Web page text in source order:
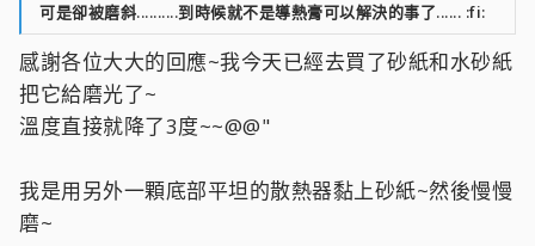
可是卻被磨斜..........到時候就不是導熱膏可以解決的事了...... :fi:
感謝各位大大的回應~我今天已經去買了砂紙和水砂紙
把它給磨光了~
溫度直接就降了3度~~@@"
我是用另外一顆底部平坦的散熱器黏上砂紙~然後慢慢
磨~